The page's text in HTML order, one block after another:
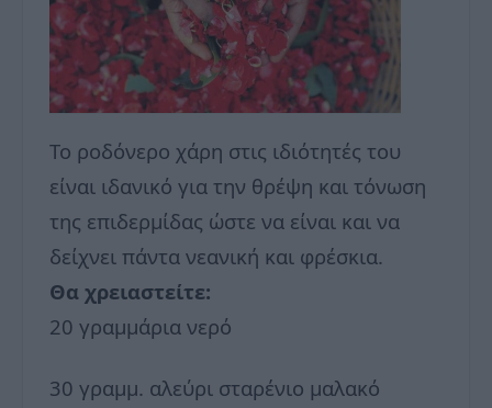
To ροδόνερο χάρη στις ιδιότητές του
είναι ιδανικό για την θρέψη και τόνωση
της επιδερμίδας ώστε να είναι και να
δείχνει πάντα νεανική και φρέσκια.
Θα χρειαστείτε:
20 γραμμάρια νερό
30 γραμμ. αλεύρι σταρένιο μαλακό